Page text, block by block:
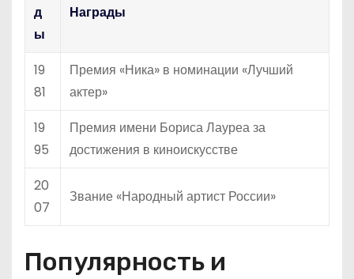
д
ы
Награды
19
81
Премия «Ника» в номинации «Лучший
актер»
19
95
Премия имени Бориса Лауреа за
достижения в киноискусстве
20
07
Звание «Народный артист России»
Популярность и